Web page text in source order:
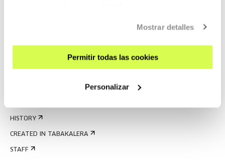
Mostrar detalles
Permitir todas las cookies
Personalizar
HISTORY
CREATED IN TABAKALERA
STAFF